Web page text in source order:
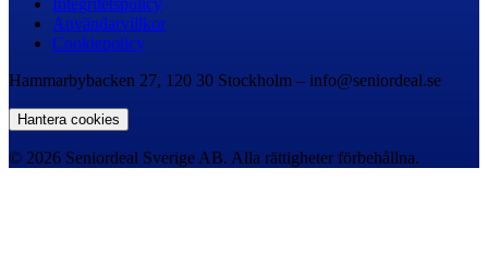
Användarvillkor
Cookiepolicy
Hammarbybacken 27, 120 30 Stockholm – info@seniordeal.se
Hantera cookies
© 2026 Seniordeal Sverige AB. Alla rättigheter förbehållna.